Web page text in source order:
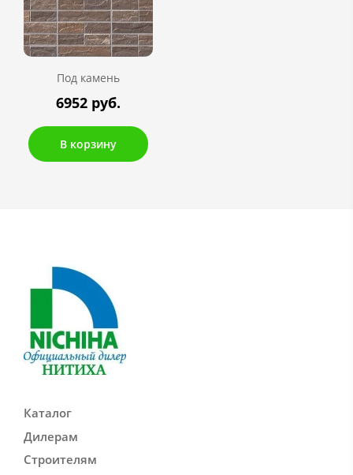
Под камень
6952 руб.
В корзину
Каталог
Дилерам
Строителям